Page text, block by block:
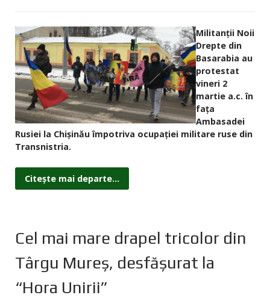
Militanții Noii
Drepte din
Basarabia au
protestat
vineri 2
martie a.c. în
fața
Ambasadei
Rusiei la Chișinău împotriva ocupației militare ruse din
Transnistria.
Citește mai departe...
Cel mai mare drapel tricolor din
Târgu Mureş, desfăşurat la
“Hora Unirii”